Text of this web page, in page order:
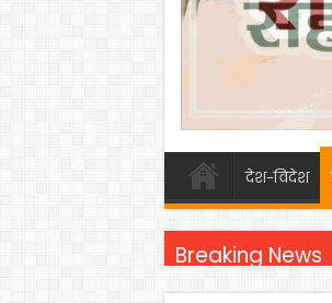
देश-विदेश
Breaking News